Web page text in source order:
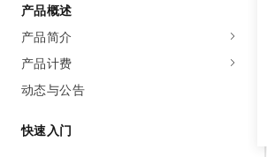
产品概述
产品简介
产品计费
动态与公告
快速入门